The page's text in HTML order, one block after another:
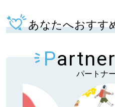
あなたへおすす
Partner
パートナ